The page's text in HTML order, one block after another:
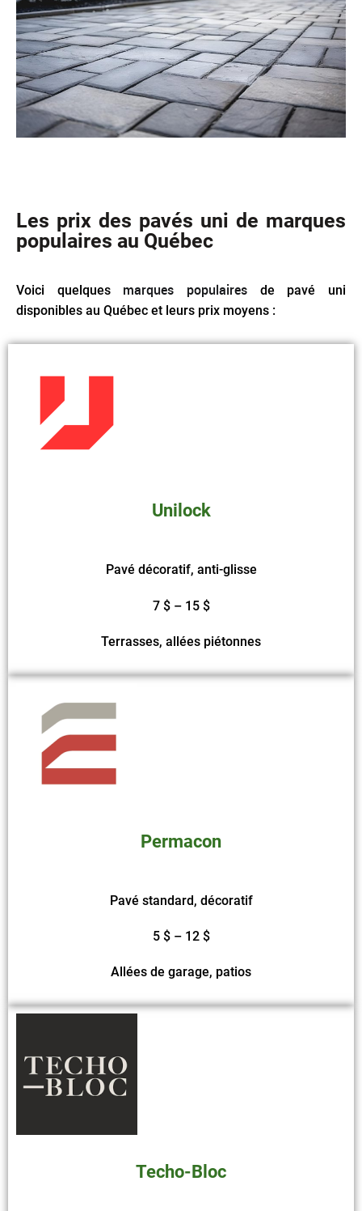
Les prix des pavés uni de marques
populaires au Québec
Voici quelques marques populaires de pavé uni
disponibles au Québec et leurs prix moyens :
Unilock
Pavé décoratif, anti-glisse
7 $ – 15 $
Terrasses, allées piétonnes
Permacon
Pavé standard, décoratif
5 $ – 12 $
Allées de garage, patios
Techo-Bloc